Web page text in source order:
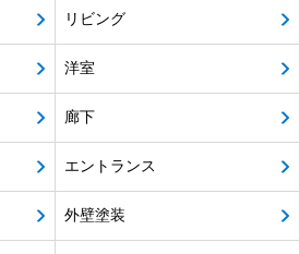
リビング
洋室
廊下
エントランス
外壁塗装